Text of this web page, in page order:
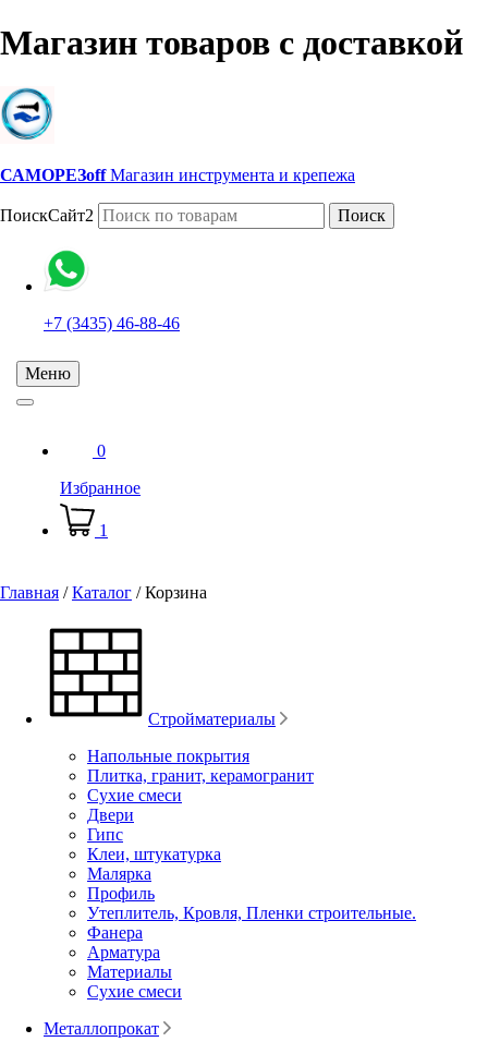
Магазин товаров с доставкой
САМОРЕЗoff Магазин инструмента и крепежа
ПоискСайт2 Поиск
+7 (3435) 46-88-46
Меню
0
Избранное
1
Главная /Каталог /Корзина
Стройматериалы
Напольные покрытия
Плитка, гранит, керамогранит
Сухие смеси
Двери
Гипс
Клеи, штукатурка
Малярка
Профиль
Утеплитель, Кровля, Пленки строительные.
Фанера
Арматура
Материалы
Сухие смеси
Металлопрокат